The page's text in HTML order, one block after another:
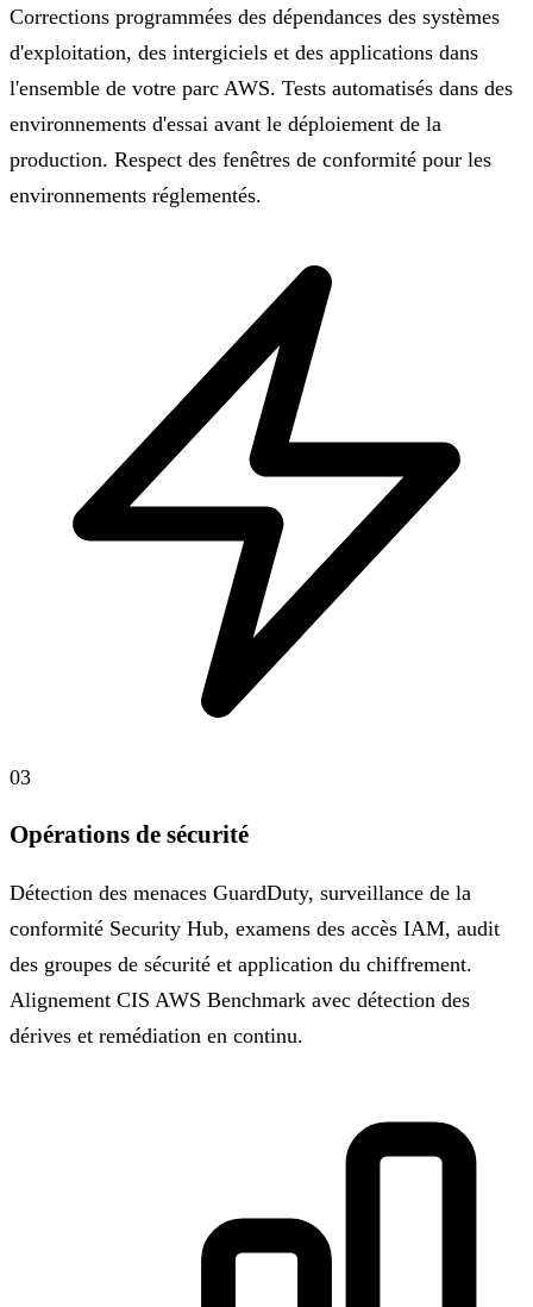
Corrections programmées des dépendances des systèmes
d'exploitation, des intergiciels et des applications dans
l'ensemble de votre parc AWS. Tests automatisés dans des
environnements d'essai avant le déploiement de la
production. Respect des fenêtres de conformité pour les
environnements réglementés.
03
Opérations de sécurité
Détection des menaces GuardDuty, surveillance de la
conformité Security Hub, examens des accès IAM, audit
des groupes de sécurité et application du chiffrement.
Alignement CIS AWS Benchmark avec détection des
dérives et remédiation en continu.